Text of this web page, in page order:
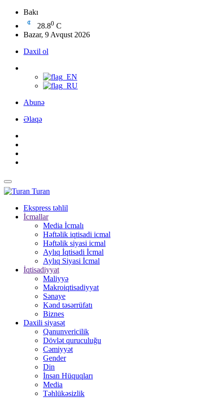
Bakı
28.80 C
Bazar, 9 Avqust 2026
Daxil ol
Abunə
Əlaqə
Turan
Ekspress təhlil
İcmallar
Media İcmalı
Həftəlik iqtisadi icmal
Həftəlik siyasi icmal
Aylıq İqtisadi İcmal
Aylıq Siyasi İcmal
İqtisadiyyat
Maliyyə
Makroiqtisadiyyat
Sənaye
Kənd təsərrüfatı
Biznes
Daxili siyasət
Qanunvericilik
Dövlət quruculuğu
Cəmiyyət
Gender
Din
İnsan Hüquqları
Media
Təhlükəsizlik